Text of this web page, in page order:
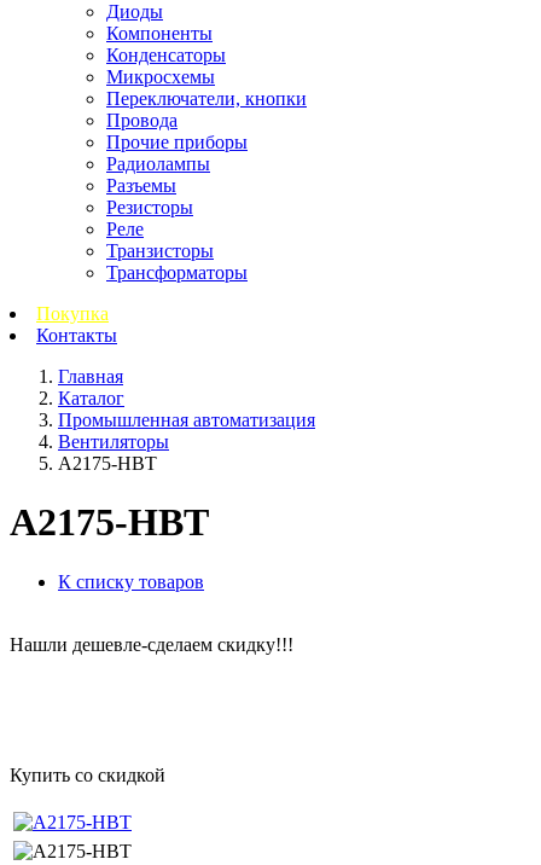
Диоды
Компоненты
Конденсаторы
Микросхемы
Переключатели, кнопки
Провода
Прочие приборы
Радиолампы
Разъемы
Резисторы
Реле
Транзисторы
Трансформаторы
Покупка
Контакты
Главная
Каталог
Промышленная автоматизация
Вентиляторы
A2175-HBT
A2175-HBT
К списку товаров
Нашли дешевле-сделаем скидку!!!
Купить со скидкой